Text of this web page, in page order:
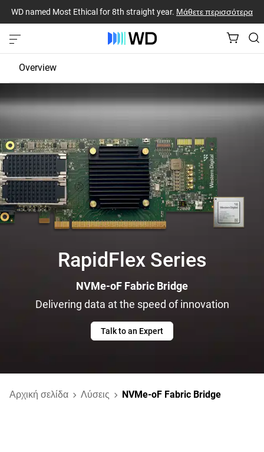
WD named Most Ethical for 8th straight year. Μάθετε περισσότερα
Overview
JBOD
Fabric Bridge
RapidFlex Series
NVMe-oF Fabric Bridge
Delivering data at the speed of innovation
Talk to an Expert
Αρχική σελίδα Λύσεις NVMe-oF Fabric Bridge